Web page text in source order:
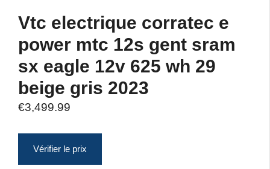
Vtc electrique corratec e
power mtc 12s gent sram
sx eagle 12v 625 wh 29
beige gris 2023
€3,499.99
Vérifier le prix